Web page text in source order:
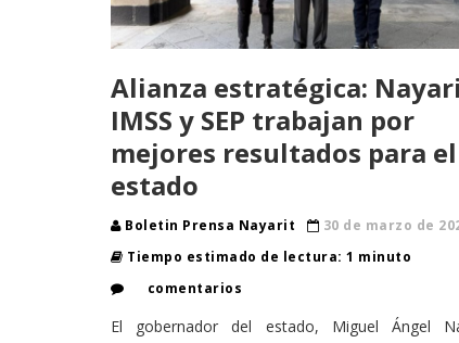
Alianza estratégica:
IMSS y SEP trabajan por
mejores resultados para el
estado
Boletin Prensa Nayarit
30 de marzo de
Tiempo estimado de lectura: 1 minuto
comentarios
El gobernador del estado, Miguel Ángel